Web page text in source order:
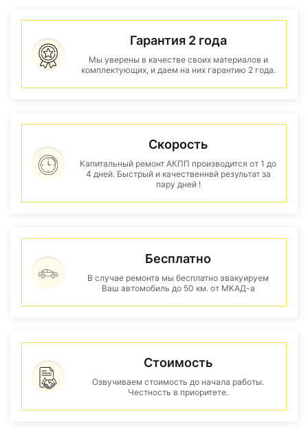
Гарантия 2 года
Мы уверены в качестве своих материалов и
комплектующих, и даем на них гарантию 2 года.
Скорость
Капитальный ремонт АКПП производится от 1 до
4 дней. Быстрый и качественнвй результат за
пару дней !
Бесплатно
В случае ремонта мы бесплатно эвакуируем
Ваш автомобиль до 50 км. от МКАД-а
Стоимость
Озвучиваем стоимость до начала работы.
Честность в приоритете.